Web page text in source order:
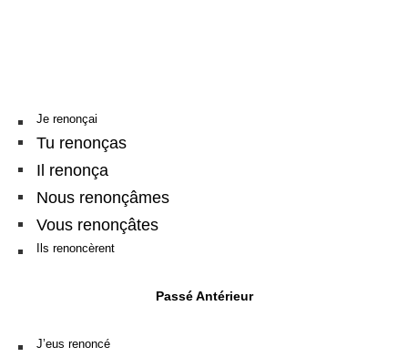
Je renonçai
Tu renonças
Il renonça
Nous renonçâmes
Vous renonçâtes
Ils renoncèrent
Passé Antérieur
J’eus renoncé